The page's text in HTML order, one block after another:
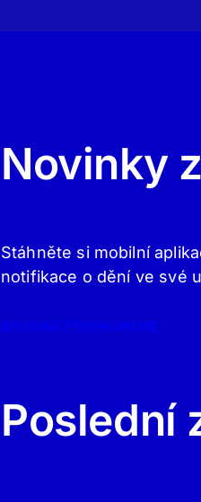
Novinky
Stáhněte si mobilní
notifikace o dění ve své
APLIKACE PRAHA.ONLINE
Poslední